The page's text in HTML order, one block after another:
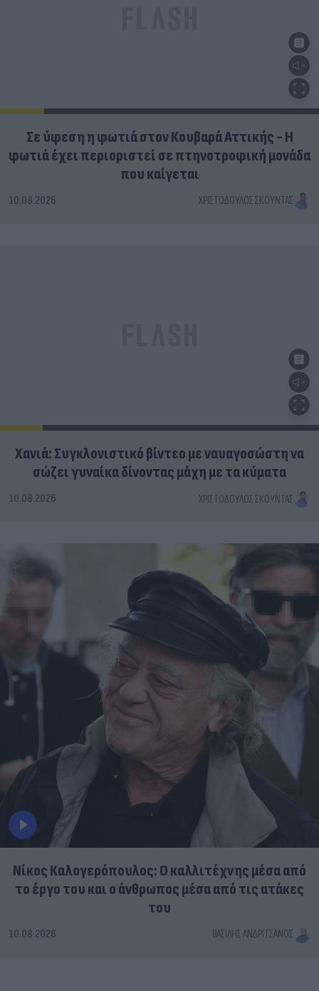
Σε ύφεση η φωτιά στον Κουβαρά Αττικής - Η
φωτιά έχει περιοριστεί σε πτηνοτροφική μονάδα
που καίγεται
10.08.2026 ΧΡΙΣΤΌΔΟΥΛΟΣ ΣΚΟΎΝΤΑΣ
Χανιά: Συγκλονιστικό βίντεο με ναυαγοσώστη να
σώζει γυναίκα δίνοντας μάχη με τα κύματα
10.08.2026 ΧΡΙΣΤΌΔΟΥΛΟΣ ΣΚΟΎΝΤΑΣ
Νίκος Καλογερόπουλος: Ο καλλιτέχνης μέσα από
το έργο του και ο άνθρωπος μέσα από τις ατάκες
του
10.08.2026 ΒΑΣΊΛΗΣ ΑΝΔΡΙΤΣΆΝΟΣ